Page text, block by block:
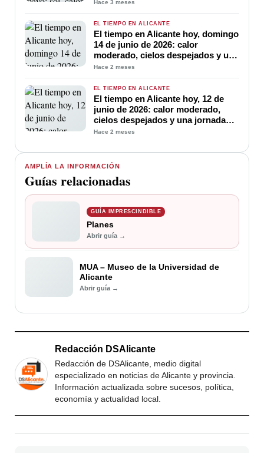
AMPLÍA LA INFORMACIÓN
Guías relacionadas
GUÍA IMPRESCINDIBLE
Planes
Abrir guía →
MUA – Museo de la Universidad de
Alicante
Abrir guía →
Hace 3 meses
EL TIEMPO EN ALICANTE
El tiempo en Alicante hoy, domingo
14 de junio de 2026: calor
moderado, cielos despejados y una
jornada ideal para disfrutar de la
costa
Hace 2 meses
EL TIEMPO EN ALICANTE
El tiempo en Alicante hoy, 12 de
junio de 2026: calor moderado,
cielos despejados y una jornada
ideal para disfrutar de la costa
Hace 2 meses
Redacción DSAlicante
Redacción de DSAlicante, medio digital
especializado en noticias de Alicante y provincia.
Información actualizada sobre sucesos, política,
economía y actualidad local.